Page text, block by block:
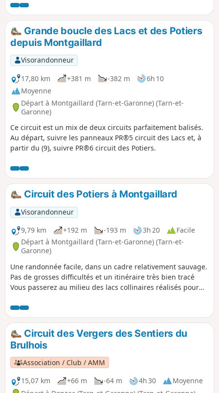
des chemins de randonnée des "Sentiers du
Brulhois". Situé sur la commune de Saint-
Loup, il traverse principalement des forêts,
des prairies et quelques portions
goudronnées à très faible fréquentation.
Grande boucle des Lacs et des Potiers
depuis Montgaillard
Visorandonneur
17,80 km
+381 m -382 m
6h 10
Moyenne
Départ à Montgaillard (Tarn-et-Garonne) (Tarn-et-
Garonne)
Ce circuit est un mix de deux circuits parfaitement balisés.
Au départ, suivre les panneaux PR®5 circuit des Lacs et, à
partir du (9), suivre PR®6 circuit des Potiers.
Circuit des Potiers à Montgaillard
Visorandonneur
9,79 km
+192 m -193 m 3h 20
Facile
Départ à Montgaillard (Tarn-et-Garonne) (Tarn-et-
Garonne)
Une randonnée facile, dans un cadre relativement sauvage.
Pas de grosses difficultés et un itinéraire très bien tracé
Vous passerez au milieu des lacs collinaires réalisés pour
Circuit des Vergers des Sentiers du
Brulhois
Association / Club / AMM
15,07 km
+66 m -64 m 4h 30
Moyenne